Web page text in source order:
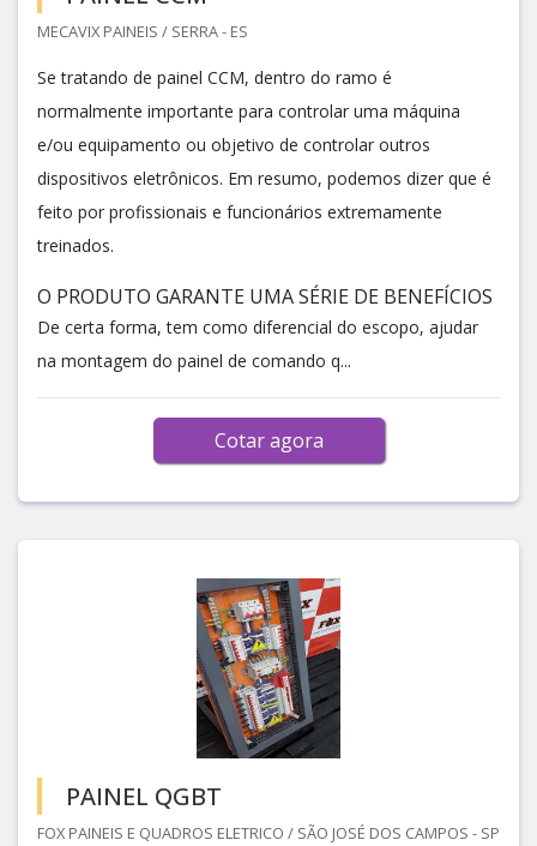
MECAVIX PAINEIS / SERRA - ES
Se tratando de painel CCM, dentro do ramo é
normalmente importante para controlar uma máquina
e/ou equipamento ou objetivo de controlar outros
dispositivos eletrônicos. Em resumo, podemos dizer que é
feito por profissionais e funcionários extremamente
treinados.
O PRODUTO GARANTE UMA SÉRIE DE BENEFÍCIOS
De certa forma, tem como diferencial do escopo, ajudar
na montagem do painel de comando q...
Cotar agora
PAINEL QGBT
FOX PAINEIS E QUADROS ELETRICO / SÃO JOSÉ DOS CAMPOS - SP